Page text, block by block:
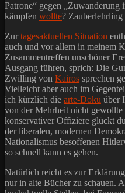
Patrone“ gegen „Zuwanderung
kämpfen wollte? Zauberlehrling
Zurtagesaktuellen Situation
auch und vor allem in meinem
Zusammentreffen unschöner
Ausgang führen, sprich: Die
Zwilling von Kairos sprechen
Vielleicht aber auch im
ich kürzlich die arte-Doku über
von der Mehrheit nicht
konservativer Offiziere glückt
der liberalen, modernen
Nationalismus besoffenen
so schnell kann es gehen.
Natürlich reicht es zur
nur in alte Bücher zu schauen.